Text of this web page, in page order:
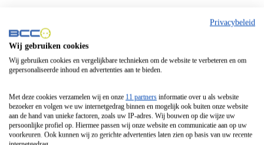
Fitelli
Airfryer
Frituurpan
Contactgrill
Broodbakmachine
Broodrooster
Privacybeleid
Wij gebruiken cookies
Wij gebruiken cookies en vergelijkbare technieken om de website te verbeteren en om
gepersonaliseerde inhoud en advertenties aan te bieden.
Met deze cookies verzamelen wij en onze 11 partners informatie over u als website
bezoeker en volgen we uw internetgedrag binnen en mogelijk ook buiten onze website
aan de hand van unieke factoren, zoals uw IP-adres. Wij bouwen op die wijze uw
persoonlijke profiel op. Hiermee passen wij onze website en communicatie aan op uw
voorkeuren. Ook kunnen wij zo gerichte advertenties laten zien op basis van uw recente